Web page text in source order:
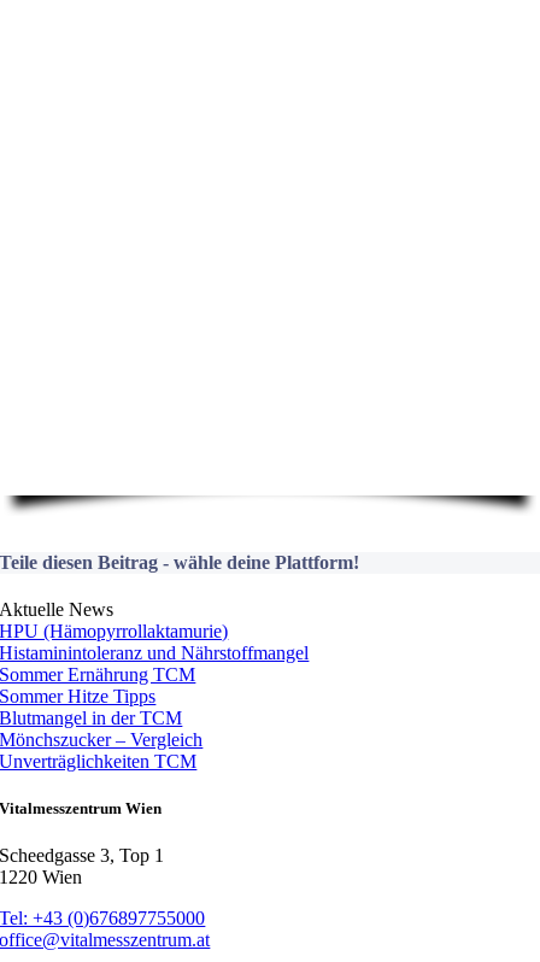
Teile diesen Beitrag - wähle deine Plattform!
Aktuelle News
HPU (Hämopyrrollaktamurie)
Histaminintoleranz und Nährstoffmangel
Sommer Ernährung TCM
Sommer Hitze Tipps
Blutmangel in der TCM
Mönchszucker – Vergleich
Unverträglichkeiten TCM
Vitalmesszentrum Wien
Scheedgasse 3, Top 1
1220 Wien
Tel: +43 (0)676897755000
office@vitalmesszentrum.at